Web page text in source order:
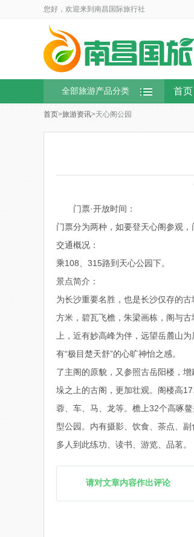
您好，欢迎来到南昌国际旅行社
全部旅游产品分类 首页
首页>旅游资讯>天心阁公园
门票·开放时间：
门票分为两种，如要登天心阁参观
交通概况：
乘108、315路到天心公园下。
景点简介：
为长沙重要名胜，也是长沙仅存的
方米，碧瓦飞檐，朱梁画栋，阁与
上，近有妙高峰为伴，远望岳麓山
有“极目楚天舒”的心旷神怡之感。
了主阁的原貌，又参照古岳阳楼，
垛之上的古阁，更加壮观。阁楼高
蓉、车、马、龙等。檐上32个高啄
型公园。内有摄影、饮食、茶点、
多人到此练功、读书、游览、品茗。
请对文章内容作出评论